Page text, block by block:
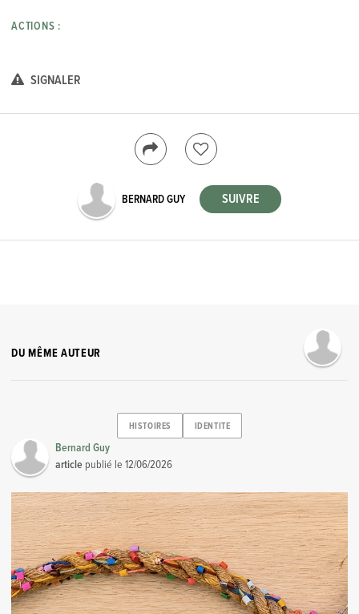
ACTIONS :
SIGNALER
BERNARD GUY
DU MÊME AUTEUR
HISTOIRES IDENTITE
Bernard Guy
article publié le12/06/2026